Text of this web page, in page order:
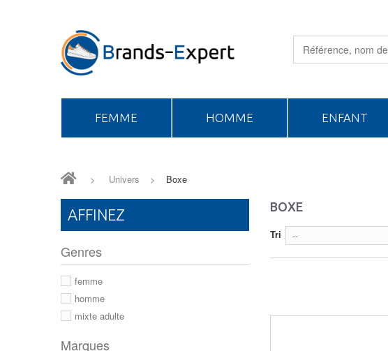
FEMME HOMME ENFANT
> Univers > Boxe
BOXE
Tri --
AFFINEZ
Genres
femme
homme
mixte adulte
Marques